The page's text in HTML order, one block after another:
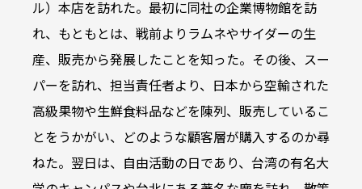
ル）本店を訪れた。最初に同社の企業博物館を訪
れ、もともとは、戦前よりラムネやサイダーの生
産、販売から発展したことを知った。その後、スー
パーを訪れ、担当責任者より、日本から空輸された
高級果物や生鮮食料品などを陳列、販売しているこ
とをうかがい、どのような顧客層が購入するのか尋
ねた。翌日は、自由活動の日であり、台湾の有名大